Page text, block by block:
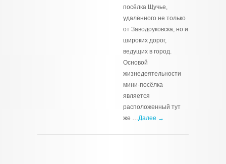
посёлка Щучье,
удалённого не только
от Заводоуковска, но и
широких дорог,
ведущих в город.
Основой
жизнедеятельности
мини-посёлка
является
расположенный тут
же …Далее →